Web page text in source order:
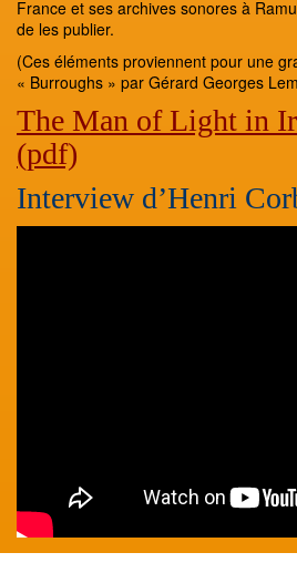
France et ses archives sonores à
de les publier.
(Ces éléments proviennent pour une
« Burroughs » par Gérard Georges
The Man of Light in
(pdf)
Interview d’Henri